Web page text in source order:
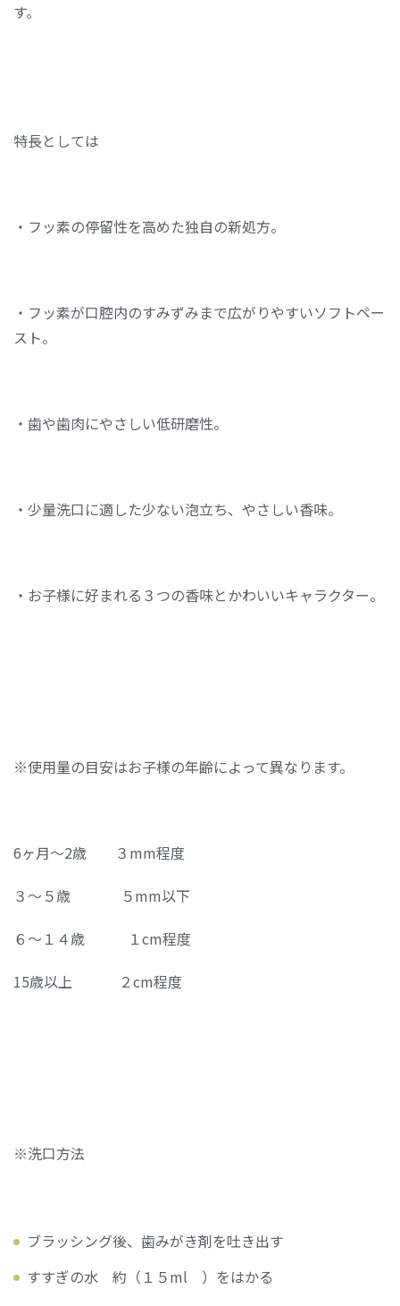
す。
特長としては
・フッ素の停留性を高めた独自の新処方。
・フッ素が口腔内のすみずみまで広がりやすいソフトペー
スト。
・歯や歯肉にやさしい低研磨性。
・少量洗口に適した少ない泡立ち、やさしい香味。
・お子様に好まれる３つの香味とかわいいキャラクター。
※使用量の目安はお子様の年齢によって異なります。
6ヶ月～2歳 ３mm程度
３～５歳 ５mm以下
６～１４歳 １cm程度
15歳以上 ２cm程度
※洗口方法
ブラッシング後、歯みがき剤を吐き出す
すすぎの水 約（１５ml ）をはかる